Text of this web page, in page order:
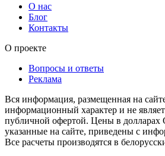
О нас
Блог
Контакты
О проекте
Вопросы и ответы
Реклама
Вся информация, размещенная на
информационный характер и не
публичной офертой. Цены в
указанные на сайте, приведены с
Все расчеты производятся в